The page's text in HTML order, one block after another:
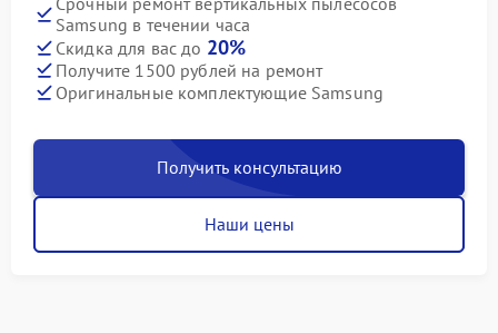
Samsung в течении часа
Скидка для вас до 20%
Получите 1500 рублей на ремонт
Оригинальные комплектующие Samsung
Получить консультацию
Наши цены